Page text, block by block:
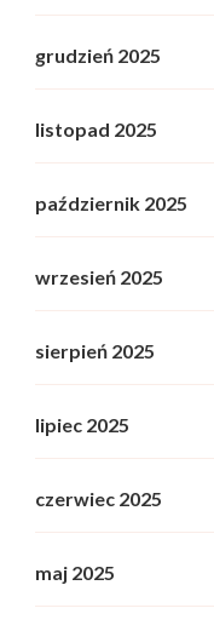
grudzień 2025
listopad 2025
październik 2025
wrzesień 2025
sierpień 2025
lipiec 2025
czerwiec 2025
maj 2025